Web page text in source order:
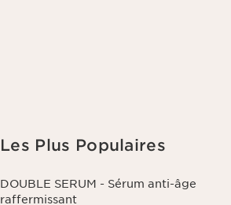
Les Plus Populaires
DOUBLE SERUM - Sérum anti-âge
raffermissant